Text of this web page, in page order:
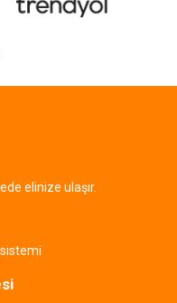
elinize ulaşır.